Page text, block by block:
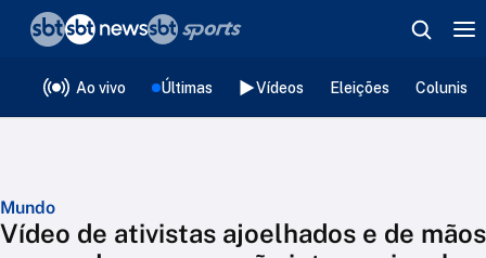
Ao vivo Últimas Vídeos Eleições
Mundo
Vídeo de ativistas ajoelhados e de mãos
❮voltar
Editorias